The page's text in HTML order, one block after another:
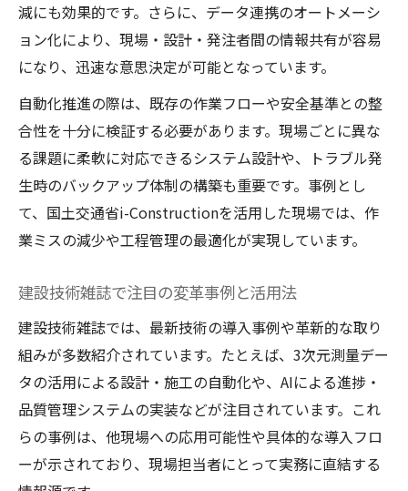
減にも効果的です。さらに、データ連携のオートメーシ
ョン化により、現場・設計・発注者間の情報共有が容易
になり、迅速な意思決定が可能となっています。
自動化推進の際は、既存の作業フローや安全基準との整
合性を十分に検証する必要があります。現場ごとに異な
る課題に柔軟に対応できるシステム設計や、トラブル発
生時のバックアップ体制の構築も重要です。事例とし
て、国土交通省i-Constructionを活用した現場では、作
業ミスの減少や工程管理の最適化が実現しています。
建設技術雑誌で注目の変革事例と活用法
建設技術雑誌では、最新技術の導入事例や革新的な取り
組みが多数紹介されています。たとえば、3次元測量デー
タの活用による設計・施工の自動化や、AIによる進捗・
品質管理システムの実装などが注目されています。これ
らの事例は、他現場への応用可能性や具体的な導入フロ
ーが示されており、現場担当者にとって実務に直結する